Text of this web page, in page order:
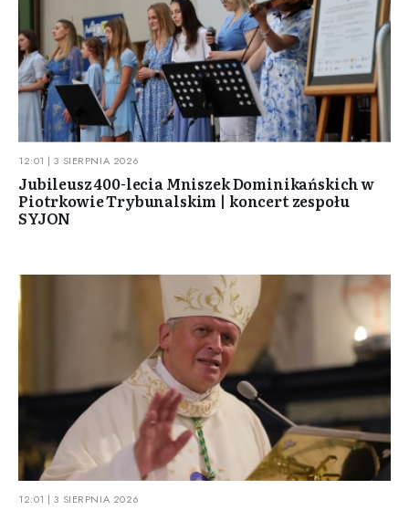
12:01 | 3 SIERPNIA 2026
Jubileusz 400-lecia Mniszek Dominikańskich w
Piotrkowie Trybunalskim | koncert zespołu
SYJON
12:01 | 3 SIERPNIA 2026